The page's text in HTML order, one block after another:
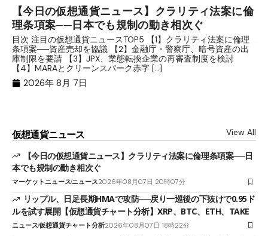
【今日の仮想通貨ニュース】クラリティ法案に倫
理条項案──日本でも規制の動き相次ぐ
目次 注目の仮想通貨ニュースTOP5 【1】クラリティ法案に倫理
条項案──資産売却を協議 【2】金融庁・警察庁、暗号資産の出
庫制限を要請 【3】JPX、業態転換企業の再審査制度を検討
【4】MARAとクリーンスパーク赤字 […]
2026年 8月 7日
仮想通貨ニュース View All
【今日の仮想通貨ニュース】クラリティ法案に倫理条項案──日
本でも規制の動き相次ぐ
マーケットニュースニュース2026年08月07日 20時07分
リップル、日足長期HMAで攻防──戻り一巡後の下抜けで0.95ド
ルを試す展開【仮想通貨チャート分析】XRP、BTC、ETH、TAKE
ニュース仮想通貨チャート分析2026年08月07日 18時22分